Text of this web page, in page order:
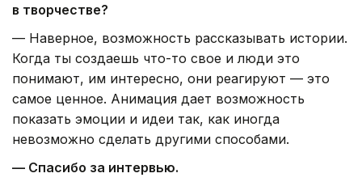
в творчестве?
— Наверное, возможность рассказывать истории.
Когда ты создаешь что-то свое и люди это
понимают, им интересно, они реагируют — это
самое ценное. Анимация дает возможность
показать эмоции и идеи так, как иногда
невозможно сделать другими способами.
— Спасибо за интервью.